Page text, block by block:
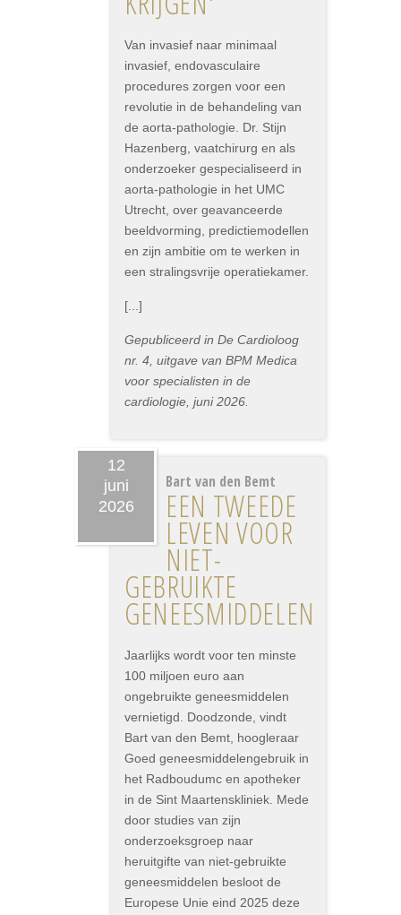
Van invasief naar minimaal
invasief, endovasculaire
procedures zorgen voor een
revolutie in de behandeling van
de aorta-pathologie. Dr. Stijn
Hazenberg, vaatchirurg en als
onderzoeker gespecialiseerd in
aorta-pathologie in het UMC
Utrecht, over geavanceerde
beeldvorming, predictiemodellen
en zijn ambitie om te werken in
een stralingsvrije operatiekamer.
[...]
Gepubliceerd in De Cardioloog
nr. 4, uitgave van BPM Medica
voor specialisten in de
cardiologie, juni 2026.
12
juni
2026
Bart van den Bemt
EEN TWEEDE
LEVEN VOOR
NIET-
GEBRUIKTE
GENEESMIDDELEN
Jaarlijks wordt voor ten minste
100 miljoen euro aan
ongebruikte geneesmiddelen
vernietigd. Doodzonde, vindt
Bart van den Bemt, hoogleraar
Goed geneesmiddelengebruik in
het Radboudumc en apotheker
in de Sint Maartenskliniek. Mede
door studies van zijn
onderzoeksgroep naar
heruitgifte van niet-gebruikte
geneesmiddelen besloot de
Europese Unie eind 2025 deze